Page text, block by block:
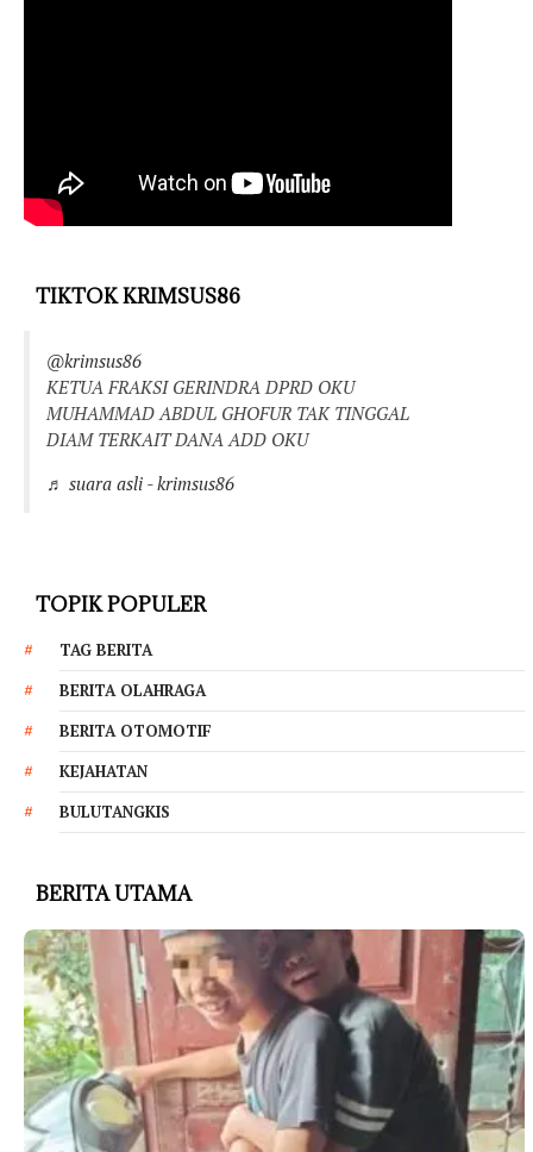
TIKTOK KRIMSUS86
@krimsus86
KETUA FRAKSI GERINDRA DPRD OKU
MUHAMMAD ABDUL GHOFUR TAK TINGGAL
DIAM TERKAIT DANA ADD OKU
♬ suara asli - krimsus86
TOPIK POPULER
TAG BERITA
BERITA OLAHRAGA
BERITA OTOMOTIF
KEJAHATAN
BULUTANGKIS
BERITA UTAMA